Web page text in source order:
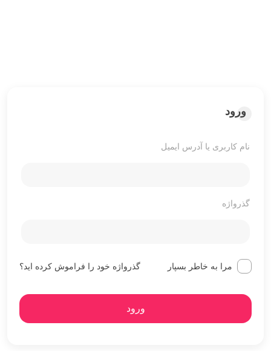
ورود
نام کاربری یا آدرس ایمیل
گذرواژه
مرا به خاطر بسپار گذرواژه خود را فراموش کرده اید؟
ورود